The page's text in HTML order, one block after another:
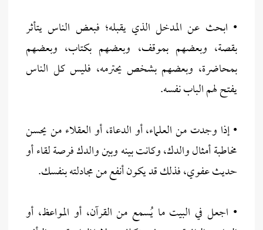
• ابحث عن المدخل الذي يقبله؛ فبعض الناس يتأثر
بقصة، وبعضهم بموقف، وبعضهم بكتاب، وبعضهم
بمحاضرة، وبعضهم بشخص يحترمه، فليس كل الناس
يفتح لهم الباب نفسه.
• إذا وجدت من العلماء، أو الدعاة، أو العقلاء من يحسن
مخاطبة أمثال والدك، وكانت بينه وبين والدك فرصة لقاء أو
حديث عفوي، فذلك قد يكون أنفع من مجادلته بنفسك.
• اجعل في البيت ما يُسمع من القرآن، أو المواعظ، أو